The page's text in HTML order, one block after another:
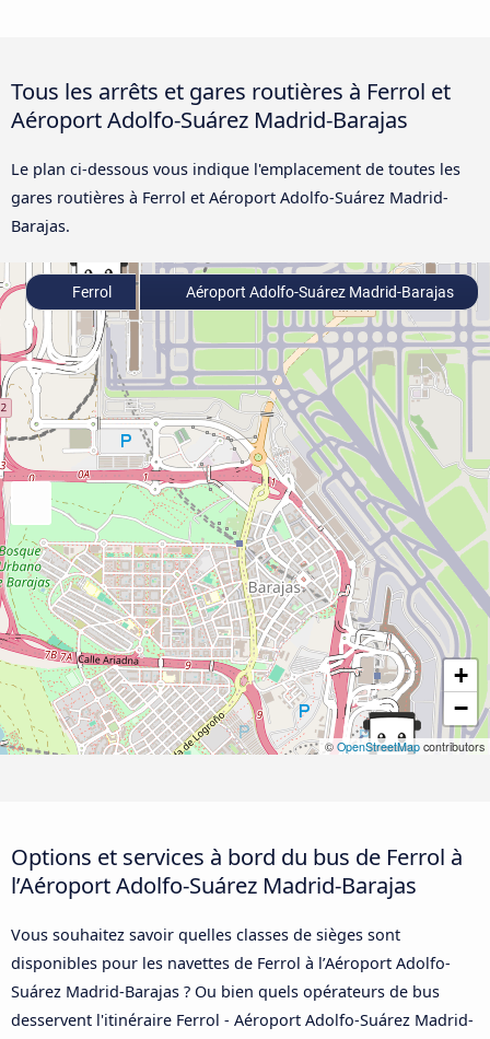
Tous les arrêts et gares routières à Ferrol et
Aéroport Adolfo-Suárez Madrid-Barajas
Le plan ci-dessous vous indique l'emplacement de toutes les
gares routières à Ferrol et Aéroport Adolfo-Suárez Madrid-
Barajas.
+
−
© OpenStreetMap contributors
Ferrol Aéroport Adolfo-Suárez Madrid-Barajas
Options et services à bord du bus de Ferrol à
l’Aéroport Adolfo-Suárez Madrid-Barajas
Vous souhaitez savoir quelles classes de sièges sont
disponibles pour les navettes de Ferrol à l’Aéroport Adolfo-
Suárez Madrid-Barajas ? Ou bien quels opérateurs de bus
desservent l'itinéraire Ferrol - Aéroport Adolfo-Suárez Madrid-